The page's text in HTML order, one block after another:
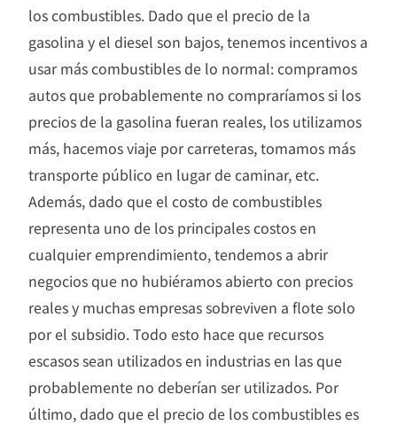
los combustibles. Dado que el precio de la
gasolina y el diesel son bajos, tenemos incentivos a
usar más combustibles de lo normal: compramos
autos que probablemente no compraríamos si los
precios de la gasolina fueran reales, los utilizamos
más, hacemos viaje por carreteras, tomamos más
transporte público en lugar de caminar, etc.
Además, dado que el costo de combustibles
representa uno de los principales costos en
cualquier emprendimiento, tendemos a abrir
negocios que no hubiéramos abierto con precios
reales y muchas empresas sobreviven a flote solo
por el subsidio. Todo esto hace que recursos
escasos sean utilizados en industrias en las que
probablemente no deberían ser utilizados. Por
último, dado que el precio de los combustibles es